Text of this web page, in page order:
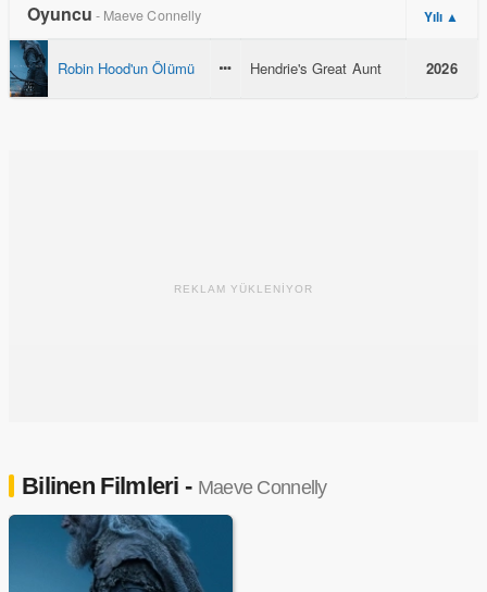
Oyuncu - Maeve Connelly Yılı ▲
Robin Hood'un Ölümü Hendrie's Great Aunt 2026
REKLAM YÜKLENİYOR
Bilinen Filmleri - Maeve Connelly